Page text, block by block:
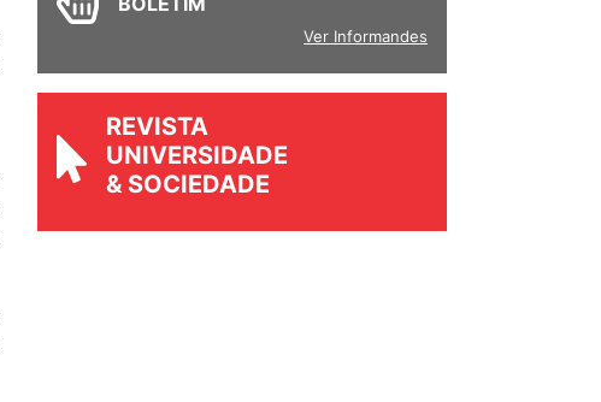
Ver Informandes
REVISTA
UNIVERSIDADE
& SOCIEDADE